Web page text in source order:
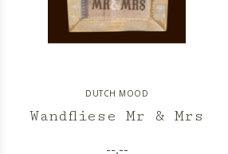
DUTCH MOOD
Wandfliese Mr & Mrs
--,--